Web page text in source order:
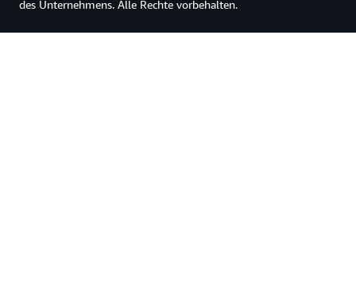
des Unternehmens. Alle Rechte vorbehalten.